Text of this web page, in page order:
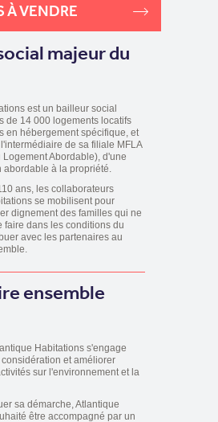
À VENDRE
majeur du
est un bailleur social
de 14 000 logements locatifs
en hébergement spécifique, et
de sa filiale MFLA
Abordable), d'une
abordable à la propriété.
ans, les collaborateurs
se mobilisent pour
dignement des familles qui ne
faire dans les conditions du
avec les partenaires au
ensemble
Habitations s'engage
et améliorer
sur l'environnement et la
sa démarche, Atlantique
être accompagné par un